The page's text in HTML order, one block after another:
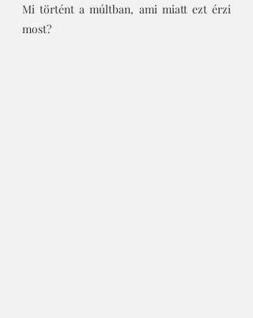
Mi történt a múltban, ami miatt ezt érzi
most?